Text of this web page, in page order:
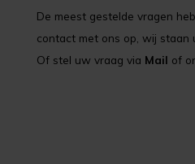
De meest gestelde vragen
contact met ons op, wij
Of stel uw vraag via Mail of